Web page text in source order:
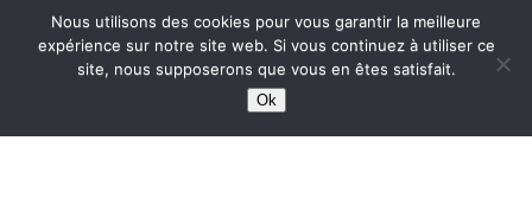
This site is protected bywp-copyrightpro.com
Nous utilisons des cookies pour vous garantir la meilleure
expérience sur notre site web. Si vous continuez à utiliser ce
site, nous supposerons que vous en êtes satisfait.
Ok